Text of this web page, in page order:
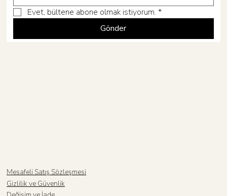
Mesafeli Satış Sözleşmesi
Gizlilik ve Güvenlik
Evet, bültene abone olmak istiyorum. *
Gönder